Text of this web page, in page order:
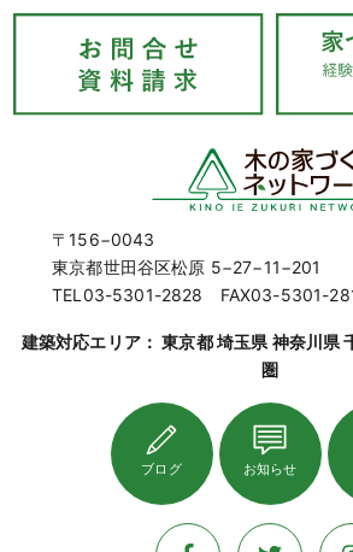
〒156−0043
東京都世田谷区松原 5−27−11−201
TEL03-5301-2828 FAX03-5301-
建築対応エリア： 東京都 埼玉県 神奈川県
圏
ブログ お知らせ